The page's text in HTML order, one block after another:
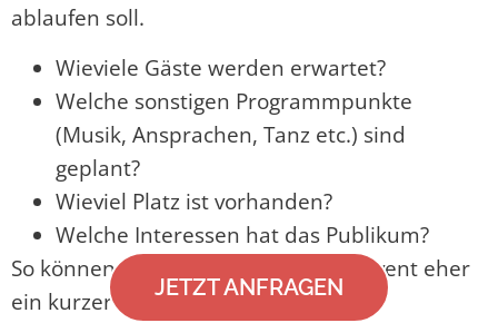
ablaufen soll.
Wieviele Gäste werden erwartet?
Welche sonstigen Programmpunkte
(Musik, Ansprachen, Tanz etc.) sind
geplant?
Wieviel Platz ist vorhanden?
Welche Interessen hat das Publikum?
So können Sie erkennen, ob für Ihr Event eher
ein kurzer Showact oder evtl. eine
JETZT ANFRAGEN